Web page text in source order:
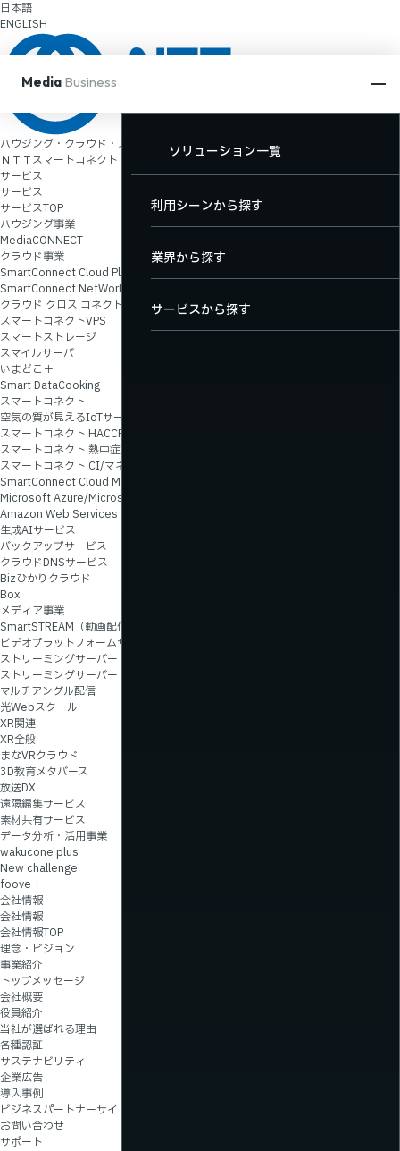
日本語
ENGLISH
ハウジング・クラウド・ストリーミングの
ＮＴＴスマートコネクト
サービス
サービス
サービスTOP
ハウジング事業
MediaCONNECT
クラウド事業
SmartConnect Cloud Platform
SmartConnect NetWork & Security
クラウド クロス コネクト
スマートコネクトVPS
スマートストレージ
スマイルサーバ
いまどこ＋
Smart DataCooking
スマートコネクト
空気の質が見えるIoTサービス
スマートコネクト HACCP対応サービス
スマートコネクト 熱中症／インフルエンザ対策
スマートコネクト CI/マネージドサービス
SmartConnect Cloud Monitor
Microsoft Azure/Microsoft 365ライセンスサービス・
Amazon Web Services（AWS）ライセンスサービス
生成AIサービス
バックアップサービス
クラウドDNSサービス
Bizひかりクラウド
Box
メディア事業
SmartSTREAM（動画配信）
ビデオプラットフォームサービス
ストリーミングサーバーレンタル（ライブ配信）
ストリーミングサーバーレンタル（オンデマンド配信）
マルチアングル配信
光Webスクール
XR関連
XR全般
まなVRクラウド
3D教育メタバース
放送DX
遠隔編集サービス
素材共有サービス
データ分析・活用事業
wakucone plus
New challenge
foove＋
会社情報
会社情報
会社情報TOP
理念・ビジョン
事業紹介
トップメッセージ
会社概要
役員紹介
当社が選ばれる理由
各種認証
サステナビリティ
企業広告
導入事例
ビジネスパートナーサイト
お問い合わせ
サポート
MediaBusiness
動画配信
動画配信
TOP
動画配信サービス一覧
料金・機能
XR関連
TOP
XRサービス一覧
放送DX
TOP
放送DXサービス一覧
ソリューション一覧
利用シーンから探す
業界から探す
サービスから探す